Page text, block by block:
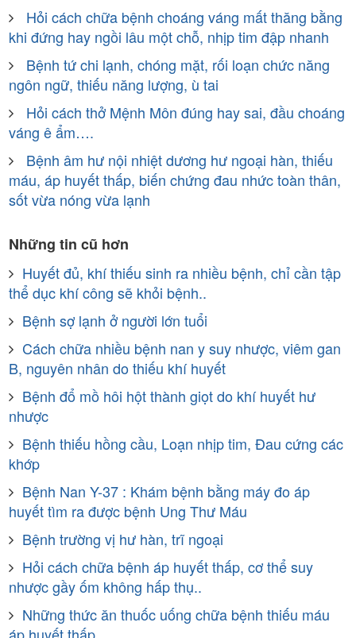
Hỏi cách chữa bệnh choáng váng mất thăng bằng
khi đứng hay ngồi lâu một chỗ, nhịp tim đập nhanh
Bệnh tứ chi lạnh, chóng mặt, rối loạn chức năng
ngôn ngữ, thiếu năng lượng, ù tai
Hỏi cách thở Mệnh Môn đúng hay sai, đầu choáng
váng ê ẩm….
Bệnh âm hư nội nhiệt dương hư ngoại hàn, thiếu
máu, áp huyết thấp, biến chứng đau nhức toàn thân,
sốt vừa nóng vừa lạnh
Những tin cũ hơn
Huyết đủ, khí thiếu sinh ra nhiều bệnh, chỉ cần tập
thể dục khí công sẽ khỏi bệnh..
Bệnh sợ lạnh ở người lớn tuổi
Cách chữa nhiều bệnh nan y suy nhược, viêm gan
B, nguyên nhân do thiếu khí huyết
Bệnh đổ mồ hôi hột thành giọt do khí huyết hư
nhược
Bệnh thiếu hồng cầu, Loạn nhịp tim, Đau cứng các
khớp
Bệnh Nan Y-37 : Khám bệnh bằng máy đo áp
huyết tìm ra được bệnh Ung Thư Máu
Bệnh trường vị hư hàn, trĩ ngoại
Hỏi cách chữa bệnh áp huyết thấp, cơ thể suy
nhược gầy ốm không hấp thụ..
Những thức ăn thuốc uống chữa bệnh thiếu máu
áp huyết thấp